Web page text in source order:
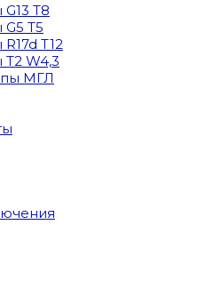
T8
T5
T12
W4,3
МГЛ